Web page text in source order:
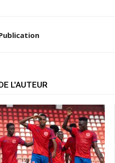
L'AUTEUR